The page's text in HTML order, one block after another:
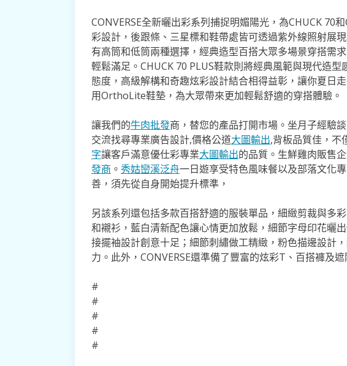
CONVERSE全新曬出彩系列捕捉明媚陽光，為CHUCK 70
彩設計，後跟條、三星標和鞋帶處皆可透過紫外線照射展
有高筒和低筒兩種選擇，經典造型百搭大眾多場景穿搭需
輕鬆滿足。CHUCK 70 PLUS鞋款則將經典風範與現代造
態度，高級解構和奇趣炫彩設計結合相得益彰，讓你夏日
用OrthoLite鞋墊，為大眾帶來更加輕鬆舒適的穿搭體驗。
讓我們的牛肉批發商，替您的產品打開市場。坐月子經驗
交流找尋專業廣告設計,價格公道大圖輸出,背板品質佳，不
字讓客戶滿意優仕彩專業大圖輸出的品質。生鮮雞肉販售
發商 。 秀姑巒溪泛舟一日遊享受特色風味餐以及部落文化專
善，須先從自身開始提升標準，
另該系列還包括多款百搭舒適的服裝單品，細緻剪裁與多
和襯衫，藍白清新配色讓心情更加放鬆，細節字母印花曬
接擺袖設計創意十足；細節刺繡做工精緻，粉色描邊設計
力。此外，CONVERSE還準備了豐富的炫彩T、百搭褲及
#
#
#
#
#